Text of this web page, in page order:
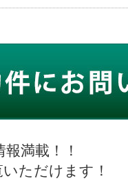
満載！！
ただけます！